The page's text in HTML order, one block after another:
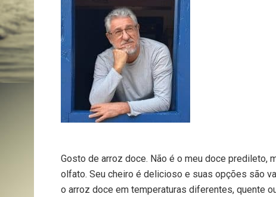
Gosto de arroz doce. Não é o meu doce predileto,
olfato. Seu cheiro é delicioso e suas opções são
o arroz doce em temperaturas diferentes, quente